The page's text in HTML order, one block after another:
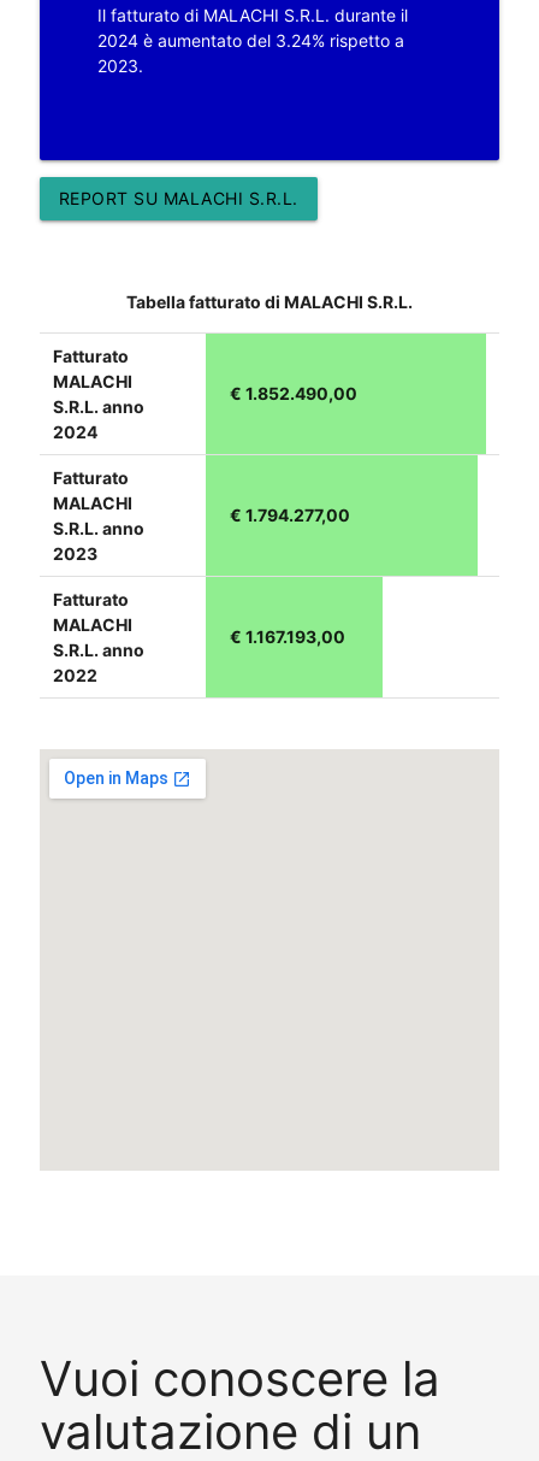
Il fatturato di MALACHI S.R.L. durante il
2024 è aumentato del 3.24% rispetto a
2023.
REPORT SU MALACHI S.R.L.
Tabella fatturato di MALACHI S.R.L.
Fatturato
MALACHI
S.R.L. anno
2024
€ 1.852.490,00
Fatturato
MALACHI
S.R.L. anno
2023
€ 1.794.277,00
Fatturato
MALACHI
S.R.L. anno
2022
€ 1.167.193,00
Vuoi conoscere la
valutazione di un